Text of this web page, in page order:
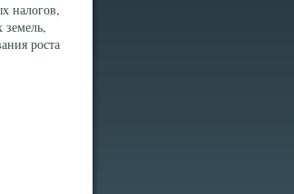
налогов,
земель,
роста